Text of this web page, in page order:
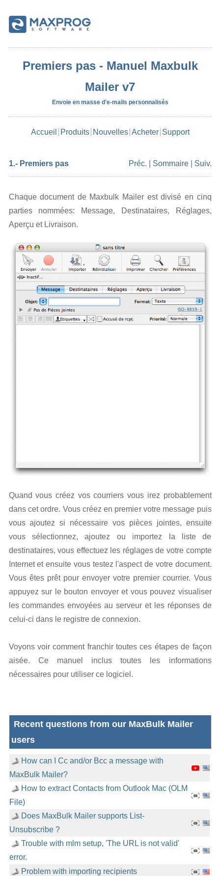
Premiers pas - Manuel Maxbulk
Mailer v7
Envoie en masse d'e-mails personnalisés
Accueil Produits Nouvelles Acheter Support
1.- Premiers pas Préc. Sommaire| Suiv.
Chaque document de Maxbulk Mailer est divisé en cinq
parties nommées: Message, Destinataires, Réglages,
Aperçu et Livraison.
Quand vous créez vos courriers vous irez probablement
dans cet ordre. Vous créez en premier votre message puis
vous ajoutez si nécessaire vos pièces jointes, ensuite
vous sélectionnez, ajoutez ou importez la liste de
destinataires, vous effectuez les réglages de votre compte
Internet et ensuite vous testez l'aspect de votre document.
Vous êtes prêt pour envoyer votre premier courrier. Vous
appuyez sur le bouton envoyer et vous pouvez visualiser
les commandes envoyées au serveur et les réponses de
celui-ci dans le registre de connexion.
Voyons voir comment franchir toutes ces étapes de façon
aisée. Ce manuel inclus toutes les informations
nécessaires pour utiliser ce logiciel.
Recent questions from our MaxBulk Mailer
users
How can I Cc and/or Bcc a message with
MaxBulk Mailer?
How to extract Contacts from Outlook Mac (OLM
File)
Does MaxBulk Mailer supports List-
Unsubscribe ?
Trouble with mlm setup, 'The URL is not valid'
error.
Problem with importing recipients